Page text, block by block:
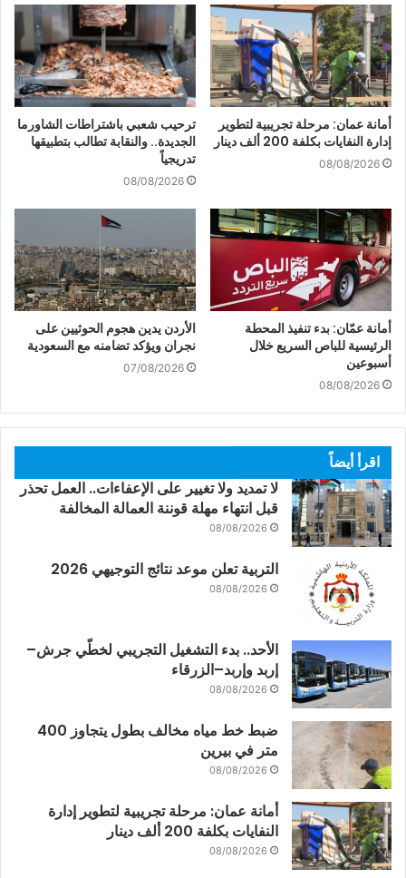
أمانة عمان: مرحلة تجريبية لتطوير
إدارة النفايات بكلفة 200 ألف دينار
08/08/2026
ترحيب شعبي باشتراطات الشاورما
الجديدة.. والنقابة تطالب بتطبيقها
تدريجياً
08/08/2026
أمانة عمّان: بدء تنفيذ المحطة
الرئيسية للباص السريع خلال
أسبوعين
08/08/2026
الأردن يدين هجوم الحوثيين على
نجران ويؤكد تضامنه مع السعودية
07/08/2026
اقرأ أيضاً
لا تمديد ولا تغيير على الإعفاءات.. العمل تحذر
قبل انتهاء مهلة قوننة العمالة المخالفة
08/08/2026
التربية تعلن موعد نتائج التوجيهي 2026
08/08/2026
الأحد.. بدء التشغيل التجريبي لخطّي جرش–
إربد وإربد–الزرقاء
08/08/2026
ضبط خط مياه مخالف بطول يتجاوز 400
متر في بيرين
08/08/2026
أمانة عمان: مرحلة تجريبية لتطوير إدارة
النفايات بكلفة 200 ألف دينار
08/08/2026